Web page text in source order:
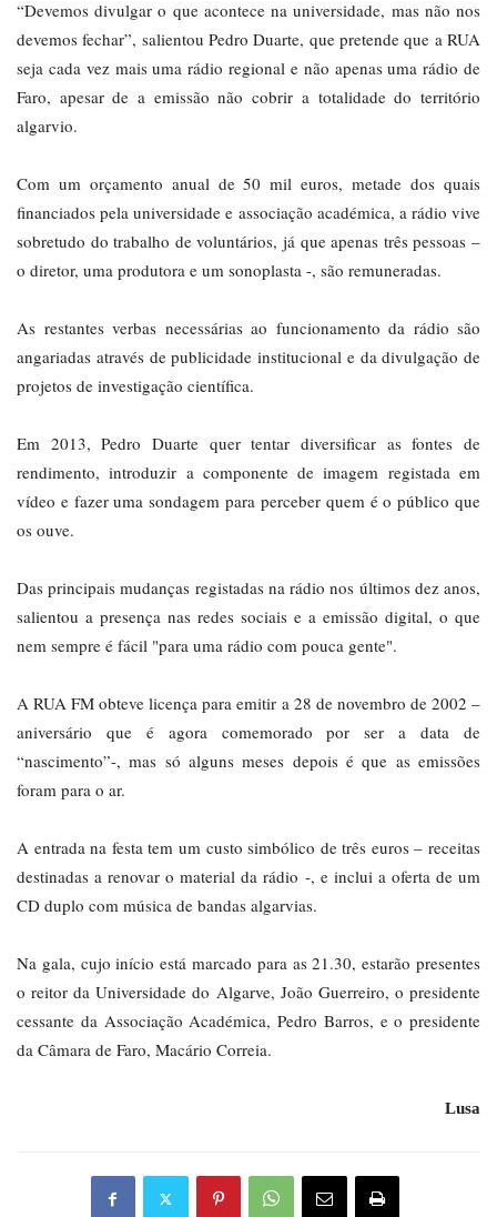
“Devemos divulgar o que acontece na universidade, mas não nos
devemos fechar”, salientou Pedro Duarte, que pretende que a RUA
seja cada vez mais uma rádio regional e não apenas uma rádio de
Faro, apesar de a emissão não cobrir a totalidade do território
algarvio.
Com um orçamento anual de 50 mil euros, metade dos quais
financiados pela universidade e associação académica, a rádio vive
sobretudo do trabalho de voluntários, já que apenas três pessoas –
o diretor, uma produtora e um sonoplasta -, são remuneradas.
As restantes verbas necessárias ao funcionamento da rádio são
angariadas através de publicidade institucional e da divulgação de
projetos de investigação científica.
Em 2013, Pedro Duarte quer tentar diversificar as fontes de
rendimento, introduzir a componente de imagem registada em
vídeo e fazer uma sondagem para perceber quem é o público que
os ouve.
Das principais mudanças registadas na rádio nos últimos dez anos,
salientou a presença nas redes sociais e a emissão digital, o que
nem sempre é fácil "para uma rádio com pouca gente".
A RUA FM obteve licença para emitir a 28 de novembro de 2002 –
aniversário que é agora comemorado por ser a data de
“nascimento”-, mas só alguns meses depois é que as emissões
foram para o ar.
A entrada na festa tem um custo simbólico de três euros – receitas
destinadas a renovar o material da rádio -, e inclui a oferta de um
CD duplo com música de bandas algarvias.
Na gala, cujo início está marcado para as 21.30, estarão presentes
o reitor da Universidade do Algarve, João Guerreiro, o presidente
cessante da Associação Académica, Pedro Barros, e o presidente
da Câmara de Faro, Macário Correia.
Lusa